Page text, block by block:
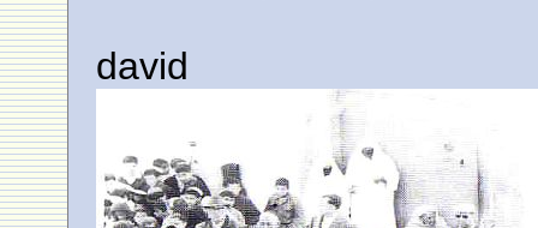
david